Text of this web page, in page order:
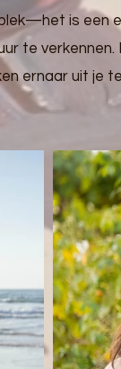
is een
te
ernaar uit je